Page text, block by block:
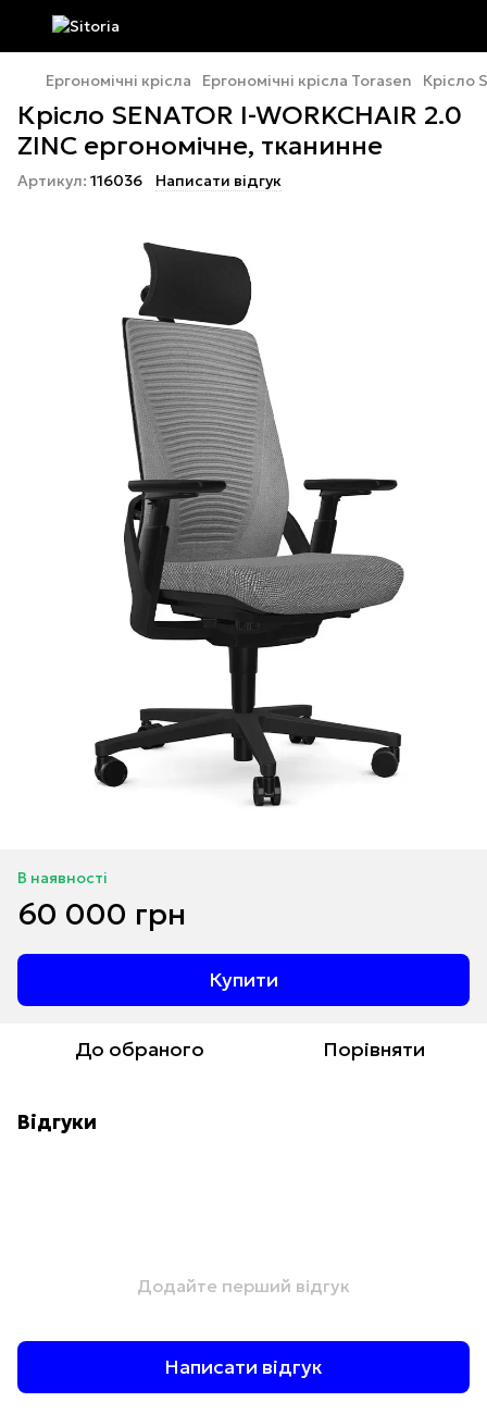
Ергономічні крісла Ергономічні крісла Torasen Крісло
Крісло SENATOR I-WORKCHAIR 2.0
ZINC ергономічне, тканинне
Артикул: 116036 Написати відгук
В наявності
60 000 грн
Купити
До обраного Порівняти
Відгуки
Додайте перший відгук
Написати відгук